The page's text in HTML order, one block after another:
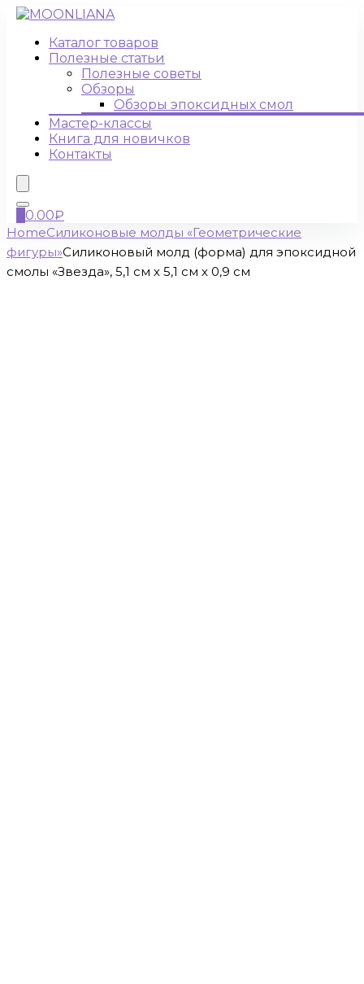
Каталог товаров
Полезные статьи
Полезные советы
Обзоры
Обзоры эпоксидных смол
Мастер-классы
Книга для новичков
Контакты
0.00₽
HomeСиликоновые молды «Геометрические
фигуры»Силиконовый молд (форма) для эпоксидной
смолы «Звезда», 5,1 см х 5,1 см х 0,9 см